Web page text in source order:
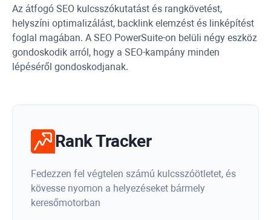
Az átfogó SEO kulcsszókutatást és rangkövetést,
helyszíni optimalizálást, backlink elemzést és linképítést
foglal magában. A SEO PowerSuite-on belüli négy eszköz
gondoskodik arról, hogy a SEO-kampány minden
lépéséről gondoskodjanak.
Rank Tracker
Fedezzen fel végtelen számú kulcsszóötletet, és
kövesse nyomon a helyezéseket bármely
keresőmotorban